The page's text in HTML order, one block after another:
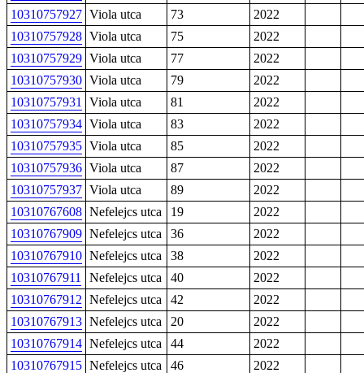
10310757927 Viola utca 73
2022
10310757928 Viola utca 75
2022
10310757929 Viola utca 77
2022
10310757930 Viola utca 79
2022
10310757931
Viola utca 81
2022
10310757934 Viola utca 83
2022
10310757935 Viola utca 85
2022
10310757936 Viola utca 87
2022
10310757937 Viola utca 89
2022
10310767608 Nefelejcs utca 19
2022
10310767909 Nefelejcs utca 36
2022
10310767910 Nefelejcs utca 38
2022
10310767911
Nefelejcs utca 40
2022
10310767912 Nefelejcs utca 42
2022
10310767913 Nefelejcs utca 20
2022
10310767914 Nefelejcs utca 44
2022
10310767915 Nefelejcs utca 46
2022